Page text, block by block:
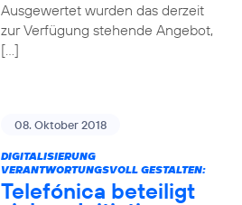
Ausgewertet wurden das derzeit
zur Verfügung stehende Angebot,
[…]
08. Oktober 2018
DIGITALISIERUNG
VERANTWORTUNGSVOLL GESTALTEN:
Telefónica beteiligt